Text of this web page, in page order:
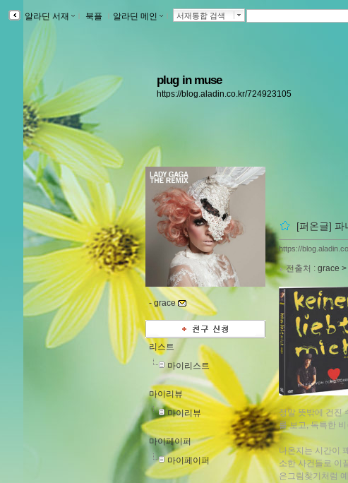
알라딘 서재 북플 알라딘 메인 서재통합 검색
plug in muse
https://blog.aladin.co.kr/724923105
-grace
리스트
마이리스트
마이리뷰
마이리뷰
마이페이퍼
마이페이퍼
[퍼온글] 파
https://
전출처 : grace >
정말 뜻밖에 건진
를 보고, 독특한
나온지는 시간이
소한 사건들로 이
은그림찾기처럼